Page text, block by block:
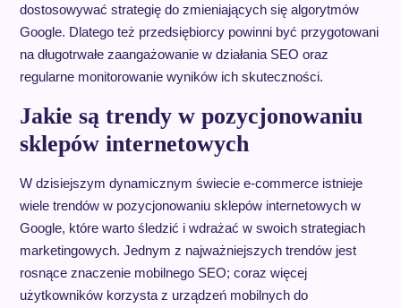
dostosowywać strategię do zmieniających się algorytmów
Google. Dlatego też przedsiębiorcy powinni być przygotowani
na długotrwałe zaangażowanie w działania SEO oraz
regularne monitorowanie wyników ich skuteczności.
Jakie są trendy w pozycjonowaniu
sklepów internetowych
W dzisiejszym dynamicznym świecie e-commerce istnieje
wiele trendów w pozycjonowaniu sklepów internetowych w
Google, które warto śledzić i wdrażać w swoich strategiach
marketingowych. Jednym z najważniejszych trendów jest
rosnące znaczenie mobilnego SEO; coraz więcej
użytkowników korzysta z urządzeń mobilnych do